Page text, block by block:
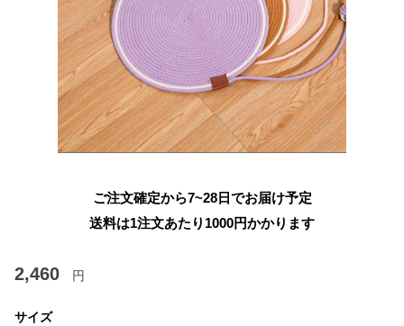
ご注文確定から7~28日でお届け予定
送料は1注文あたり 1000円かかります
2,460 円
サイズ